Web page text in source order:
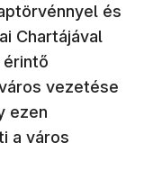
és
Chartájával
vezetése
ezen
a város